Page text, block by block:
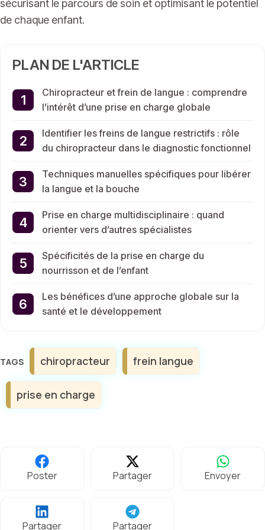
sécurisant le parcours de soin et optimisant le potentiel
de chaque enfant.
PLAN DE L'ARTICLE
Chiropracteur et frein de langue : comprendre
l’intérêt d’une prise en charge globale
Identifier les freins de langue restrictifs : rôle
du chiropracteur dans le diagnostic fonctionnel
Techniques manuelles spécifiques pour libérer
la langue et la bouche
Prise en charge multidisciplinaire : quand
orienter vers d’autres spécialistes
Spécificités de la prise en charge du
nourrisson et de l’enfant
Les bénéfices d’une approche globale sur la
santé et le développement
Étiquettes
chiropracteur frein langue
prise en charge
Poster Partager Envoyer
Partager Partager